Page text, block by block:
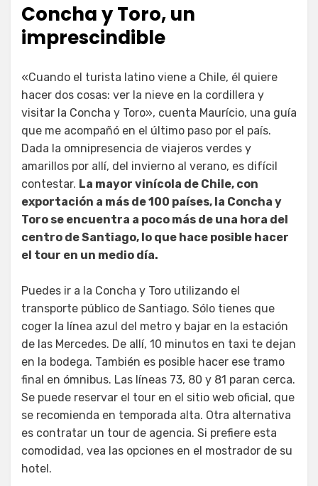
Concha y Toro, un
imprescindible
«Cuando el turista latino viene a Chile, él quiere
hacer dos cosas: ver la nieve en la cordillera y
visitar la Concha y Toro», cuenta Maurício, una guía
que me acompañó en el último paso por el país.
Dada la omnipresencia de viajeros verdes y
amarillos por allí, del invierno al verano, es difícil
contestar. La mayor vinícola de Chile, con
exportación a más de 100 países, la Concha y
Toro se encuentra a poco más de una hora del
centro de Santiago, lo que hace posible hacer
el tour en un medio día.
Puedes ir a la Concha y Toro utilizando el
transporte público de Santiago. Sólo tienes que
coger la línea azul del metro y bajar en la estación
de las Mercedes. De allí, 10 minutos en taxi te dejan
en la bodega. También es posible hacer ese tramo
final en ómnibus. Las líneas 73, 80 y 81 paran cerca.
Se puede reservar el tour en el sitio web oficial, que
se recomienda en temporada alta. Otra alternativa
es contratar un tour de agencia. Si prefiere esta
comodidad, vea las opciones en el mostrador de su
hotel.